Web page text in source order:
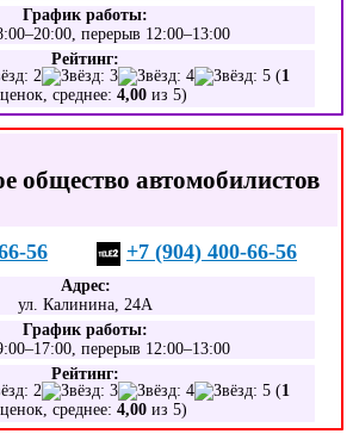
График работы:
перерыв 12:00–13:00
Рейтинг:
(1
среднее:4,00 из 5)
общество автомобилистов
56 +7 (904) 400-66-56
Адрес:
ул. Калинина, 24А
График работы:
перерыв 12:00–13:00
Рейтинг:
(1
среднее:4,00 из 5)